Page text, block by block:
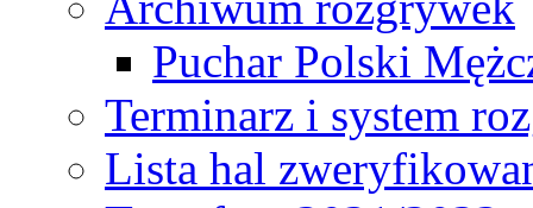
Puchar Polski
Terminarz i system
Lista hal